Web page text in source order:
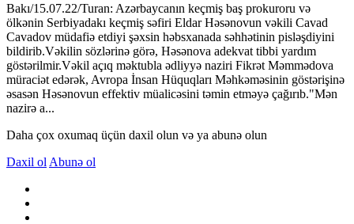
Bakı/15.07.22/Turan: Azərbaycanın keçmiş baş prokuroru və
ölkənin Serbiyadakı keçmiş səfiri Eldar Həsənovun vəkili Cavad
Cavadov müdafiə etdiyi şəxsin həbsxanada səhhətinin pisləşdiyini
bildirib.Vəkilin sözlərinə görə, Həsənova adekvat tibbi yardım
göstərilmir.Vəkil açıq məktubla ədliyyə naziri Fikrət Məmmədova
müraciət edərək, Avropa İnsan Hüquqları Məhkəməsinin göstərişinə
əsasən Həsənovun effektiv müalicəsini təmin etməyə çağırıb."Mən
nazirə a...
Daha çox oxumaq üçün daxil olun və ya abunə olun
Daxil ol Abunə ol